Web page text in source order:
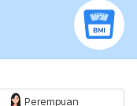
Perempuan